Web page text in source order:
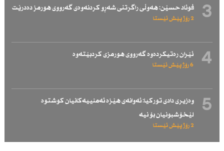
3 فوئاد حسێن: هەوڵی راگرتنی شەڕو كردنەوەی گەرووی هورمز دەدرێت
2 رۆژ پێش ئێستا
4 ئێران رەتیكردەوە گەرووی هورمزی كردبێتەوە
6 رۆژ پێش ئێستا
5
وەزیری دادی توركیا: ئەوانەی هێزە ئەمنییەكانیان كوشتوە
لێخۆشبونیان بۆ نیە
2 رۆژ پێش ئێستا